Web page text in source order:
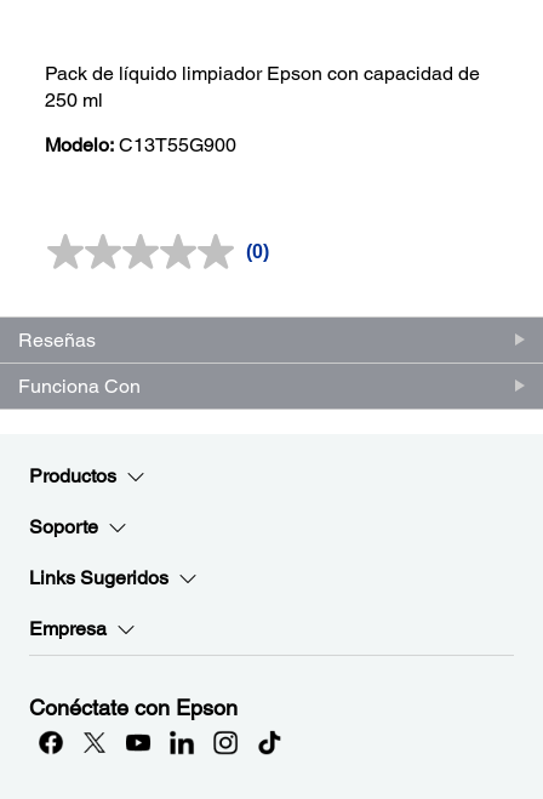
Pack de líquido limpiador Epson con capacidad de
250 ml
Modelo: C13T55G900
Sin
en
misma
(0)
Reseñas
Funciona Con
Productos
Soporte
Links Sugeridos
Empresa
Conéctate con Epson